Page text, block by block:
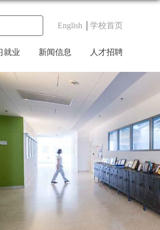
English 学校首页
就业 新闻信息 人才招聘